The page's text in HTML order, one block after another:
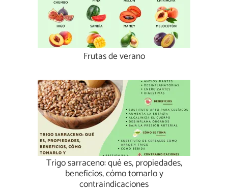
Frutas de verano
Trigo sarraceno: qué es, propiedades,
beneficios, cómo tomarlo y
contraindicaciones